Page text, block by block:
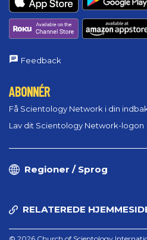
Feedback
ABONNÉR
Få Scientology Network i din
Lav dit Scientology Network-logon
Regioner / Sprog
RELATEREDE
© 2026 Church of Scientology